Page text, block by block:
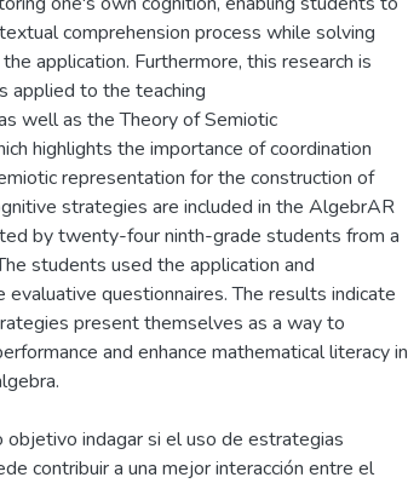
comprehension process while solving
application. Furthermore, this research is
applied to the teaching
well as the Theory of Semiotic
highlights the importance of coordination
representation for the construction of
strategies are included in the AlgebrAR
by twenty-four ninth-grade students from a
students used the application and
questionnaires. The results indicate
present themselves as a way to
and enhance mathematical literacy in
objetivo indagar si el uso de estrategias
contribuir a una mejor interacción entre el